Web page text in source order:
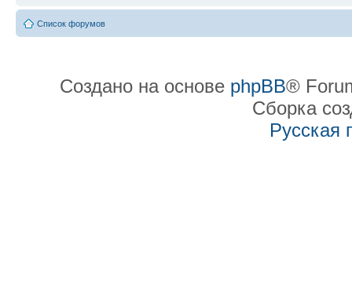
Список форумов
Создано на основе phpBB®
Сборка
Русская